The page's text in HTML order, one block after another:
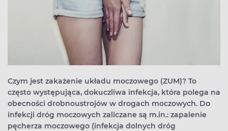
Czym jest zakażenie układu moczowego (ZUM)? To
często występująca, dokuczliwa infekcja, która polega na
obecności drobnoustrojów w drogach moczowych. Do
infekcji dróg moczowych zaliczane są m.in.: zapalenie
pęcherza moczowego (infekcja dolnych dróg